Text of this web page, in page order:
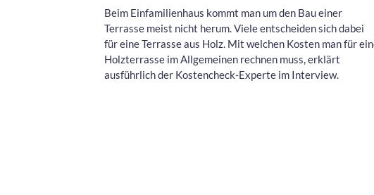
Beim Einfamilienhaus kommt man um den Bau einer
Terrasse meist nicht herum. Viele entscheiden sich dabei
für eine Terrasse aus Holz. Mit welchen Kosten man für
Holzterrasse im Allgemeinen rechnen muss, erklärt
ausführlich der Kostencheck-Experte im Interview.